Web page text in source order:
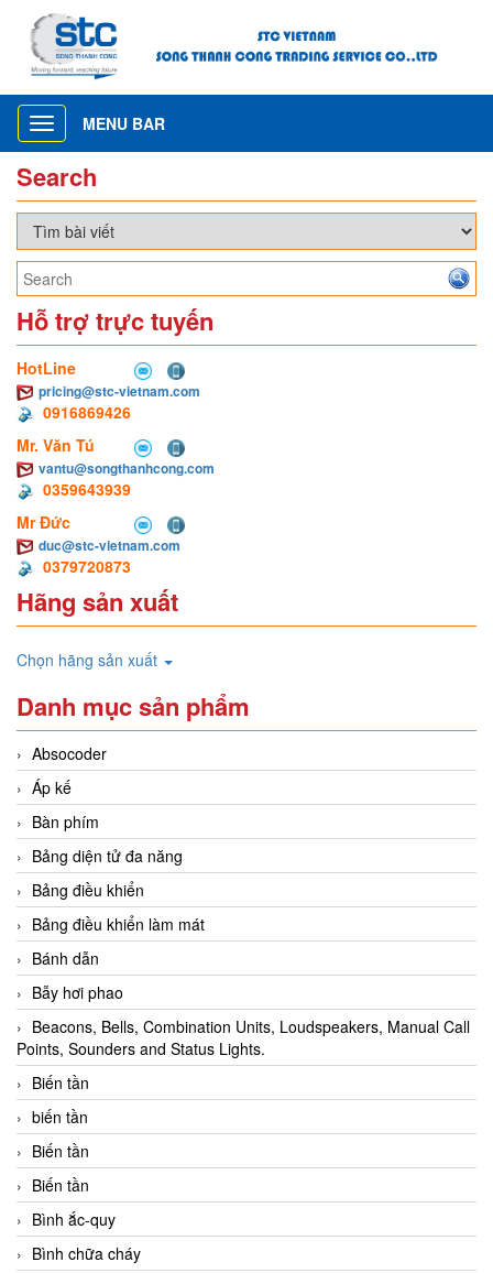
Toggle
navigation
MENU BAR
Search
Hỗ trợ trực tuyến
HotLine
pricing@stc-vietnam.com
0916869426
Mr. Văn Tú
vantu@songthanhcong.com
0359643939
Mr Đức
duc@stc-vietnam.com
0379720873
Hãng sản xuất
Chọn hãng sản xuất
Danh mục sản phẩm
Absocoder
Áp kế
Bàn phím
Bảng diện tử đa năng
Bảng điều khiển
Bảng điều khiển làm mát
Bánh dẫn
Bẫy hơi phao
Beacons, Bells, Combination Units, Loudspeakers, Manual Call
Points, Sounders and Status Lights.
Biến tần
biến tần
Biến tần
Biến tần
Bình ắc-quy
Bình chữa cháy